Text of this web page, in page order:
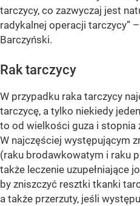
tarczycy, co zazwyczaj jest
radykalnej operacji tarczycy”
Barczyński.
Rak tarczycy
W przypadku raka tarczycy
tarczycę, a tylko niekiedy
to od wielkości guza i stopnia
W najczęściej występującym
(raku brodawkowatym i raku
także leczenie uzupełniające
by zniszczyć resztki tkanki
a także przerzuty, jeśli